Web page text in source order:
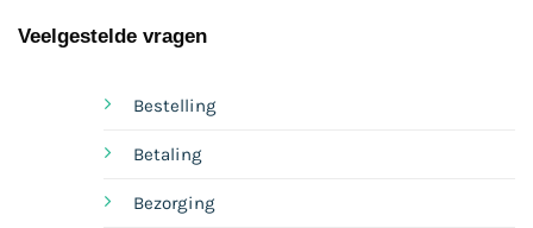
Veelgestelde vragen
Bestelling
Betaling
Bezorging